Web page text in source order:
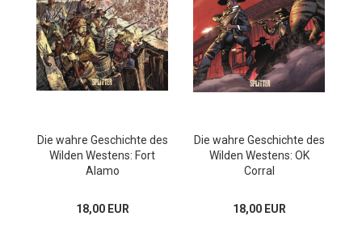
Die wahre Geschichte des
Wilden Westens: Fort
Alamo
18,00 EUR
Die wahre Geschichte des
Wilden Westens: OK
Corral
18,00 EUR